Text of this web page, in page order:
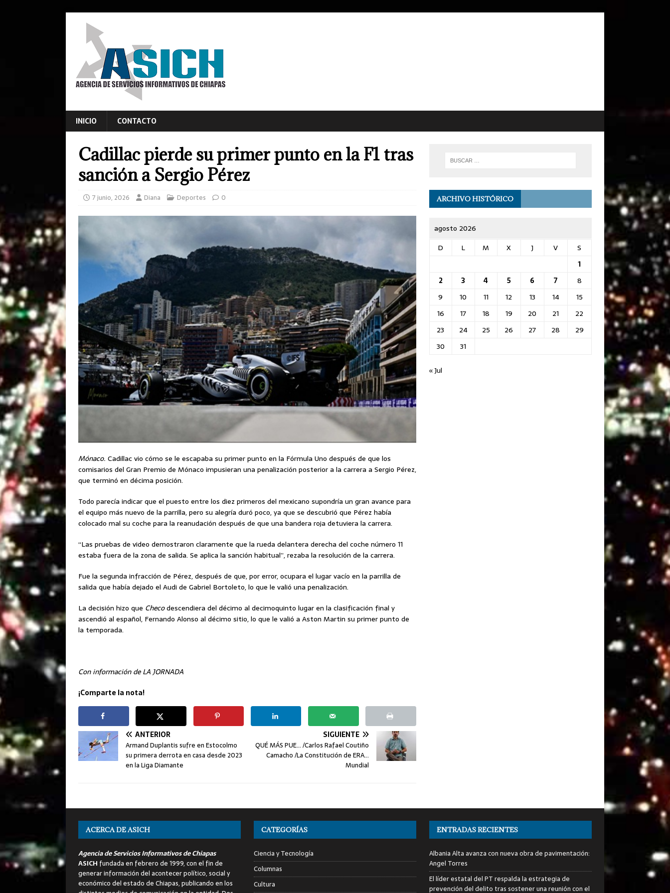
INICIO CONTACTO
Cadillac pierde su primer punto en la F1 tras
sanción a Sergio Pérez
7 junio, 2026 Diana Deportes 0
Mónaco. Cadillac vio ⁠cómo se le escapaba su primer ⁠punto ⁠en la Fórmula Uno después de que los
comisarios del Gran Premio de Mónaco impusieran una penalización posterior a la carrera a Sergio Pérez,
que terminó en décima posición.
Todo parecía indicar que el puesto entre los diez primeros ⁠del mexicano supondría un gran avance ⁠para
el equipo más nuevo de la parrilla, pero su alegría duró poco, ya que se ‌descubrió ‌que Pérez había
colocado mal su coche para la reanudación después de que una bandera roja detuviera la carrera.
“Las pruebas de video demostraron claramente que la rueda delantera derecha ‌del coche número 11
estaba fuera de la zona de salida. Se aplica la sanción habitual”, rezaba la resolución de la carrera.
Fue la segunda infracción de Pérez, después de que, por error, ocupara el lugar vacío en la parrilla de
salida que había dejado el Audi ‌de Gabriel Bortoleto, lo que le valió una ⁠penalización.
La decisión hizo que Checodescendiera del décimo al decimoquinto lugar en la clasificación final y
ascendió al español, Fernando Alonso al décimo sitio, lo que le valió a Aston Martin su primer punto de
la temporada.
Con información de LA JORNADA
¡Comparte la nota!
ANTERIOR
Armand Duplantis sufre en Estocolmo
su primera derrota en casa desde 2023
en la Liga Diamante
SIGUIENTE
QUÉ MÁS PUE… /Carlos Rafael Coutiño
Camacho /La Constitución de ERA…
Mundial
ARCHIVO HISTÓRICO
agosto 2026
D
L M X J V
S
1
2
3 4 5 6 7
8
9
10 11 12 13 14
15
16
17 18 19 20 21
22
23
24 25 26 27 28
29
30
31
« Jul
ACERCA DE ASICH
Agencia de Servicios Informativos de Chiapas
ASICH fundada en febrero de 1999, con el fin de
generar información del acontecer político, social y
económico del estado de Chiapas, publicando en los
CATEGORÍAS
Ciencia y Tecnología
Columnas
Cultura
ENTRADAS RECIENTES
Albania Alta avanza con nueva obra de pavimentación:
Angel Torres
El líder estatal del PT respalda la estrategia de
prevención del delito tras sostener una reunión con el